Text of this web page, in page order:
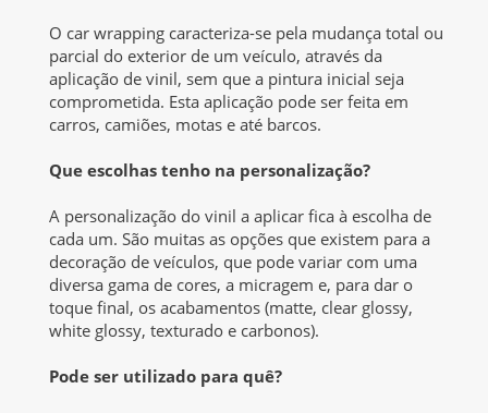
O car wrapping caracteriza-se pela mudança total ou
parcial do exterior de um veículo, através da
aplicação de vinil, sem que a pintura inicial seja
comprometida. Esta aplicação pode ser feita em
carros, camiões, motas e até barcos.
Que escolhas tenho na personalização?
A personalização do vinil a aplicar fica à escolha de
cada um. São muitas as opções que existem para a
decoração de veículos, que pode variar com uma
diversa gama de cores, a micragem e, para dar o
toque final, os acabamentos (matte, clear glossy,
white glossy, texturado e carbonos).
Pode ser utilizado para quê?